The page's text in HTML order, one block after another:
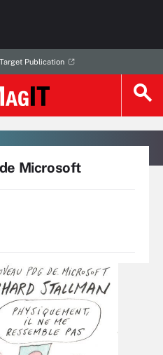
Publication
Microsoft